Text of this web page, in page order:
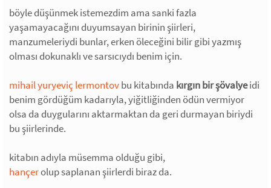
böyle düşünmek istemezdim ama sanki fazla
yaşamayacağını duyumsayan birinin şiirleri,
manzumeleriydi bunlar, erken öleceğini bilir gibi yazmış
olması dokunaklı ve sarsıcıydı benim için.
mihail yuryeviç lermontovbu kitabında kırgın bir şövalyeidi
benim gördüğüm kadarıyla, yiğitliğinden ödün vermiyor
olsa da duygularını aktarmaktan da geri durmayan biriydi
bu şiirlerinde.
kitabın adıyla müsemma olduğu gibi,
hançerolup saplanan şiirlerdi biraz da.